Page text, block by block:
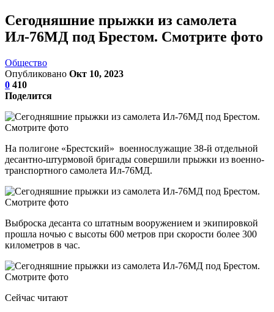
Сегодняшние прыжки из самолета
Ил-76МД под Брестом. Смотрите фото
Общество
Опубликовано Окт 10, 2023
0 410
Поделится
На полигоне «Брестский» военнослужащие 38-й отдельной
десантно-штурмовой бригады совершили прыжки из военно-
транспортного самолета Ил-76МД.
Выброска десанта со штатным вооружением и экипировкой
прошла ночью с высоты 600 метров при скорости более 300
километров в час.
Сейчас читают